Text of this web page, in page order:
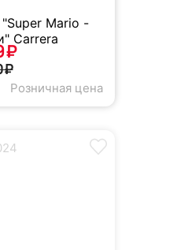
Mario -
Carrera
Розничная цена